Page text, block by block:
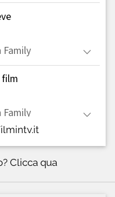
Clicca qua